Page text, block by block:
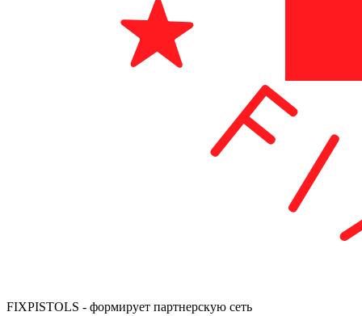
FIXPISTOLS - формирует партнерскую сеть